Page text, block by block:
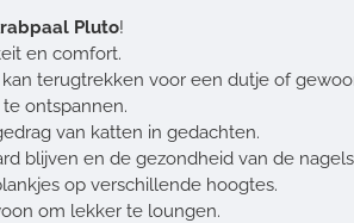
Pluto!
en comfort.
terugtrekken voor een dutje of
ontspannen.
van katten in gedachten.
blijven en de gezondheid van de
op verschillende hoogtes.
om lekker te loungen.